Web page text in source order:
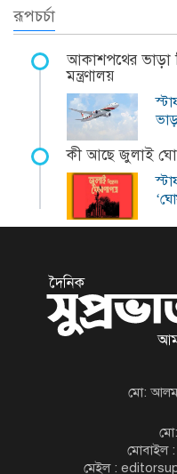
রূপচর্চা
আকাশপথের ভাড়া
মন্ত্রণালয়
কী আছে জুলাই
মো:
মোবাইল
মেইল :